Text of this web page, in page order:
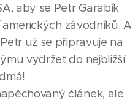
aby se Petr Garabík
závodníků. A
už se připravuje na
vydržet do nejbližší
článek, ale